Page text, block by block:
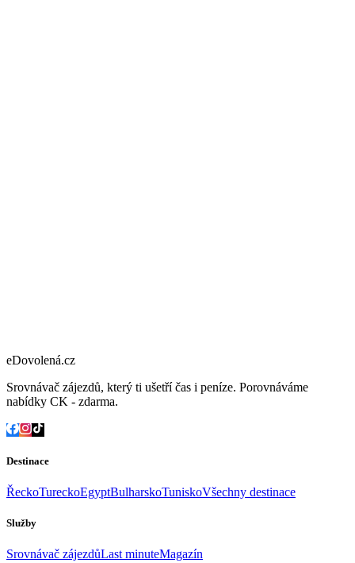
eDovolená.cz
Srovnávač zájezdů, který ti ušetří čas i peníze. Porovnáváme
nabídky CK - zdarma.
Destinace
ŘeckoTureckoEgyptBulharskoTuniskoVšechny destinace
Služby
Srovnávač zájezdůLast minuteMagazín